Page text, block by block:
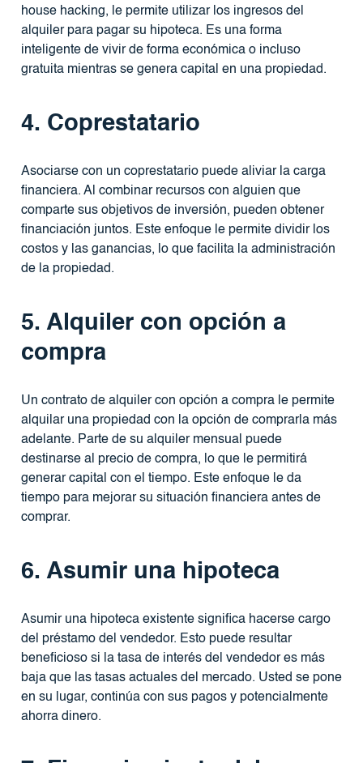
house hacking, le permite utilizar los ingresos del
alquiler para pagar su hipoteca. Es una forma
inteligente de vivir de forma económica o incluso
gratuita mientras se genera capital en una propiedad.
4. Coprestatario
Asociarse con un coprestatario puede aliviar la carga
financiera. Al combinar recursos con alguien que
comparte sus objetivos de inversión, pueden obtener
financiación juntos. Este enfoque le permite dividir los
costos y las ganancias, lo que facilita la administración
de la propiedad.
5. Alquiler con opción a
compra
Un contrato de alquiler con opción a compra le permite
alquilar una propiedad con la opción de comprarla más
adelante. Parte de su alquiler mensual puede
destinarse al precio de compra, lo que le permitirá
generar capital con el tiempo. Este enfoque le da
tiempo para mejorar su situación financiera antes de
comprar.
6. Asumir una hipoteca
Asumir una hipoteca existente significa hacerse cargo
del préstamo del vendedor. Esto puede resultar
beneficioso si la tasa de interés del vendedor es más
baja que las tasas actuales del mercado. Usted se pone
en su lugar, continúa con sus pagos y potencialmente
ahorra dinero.